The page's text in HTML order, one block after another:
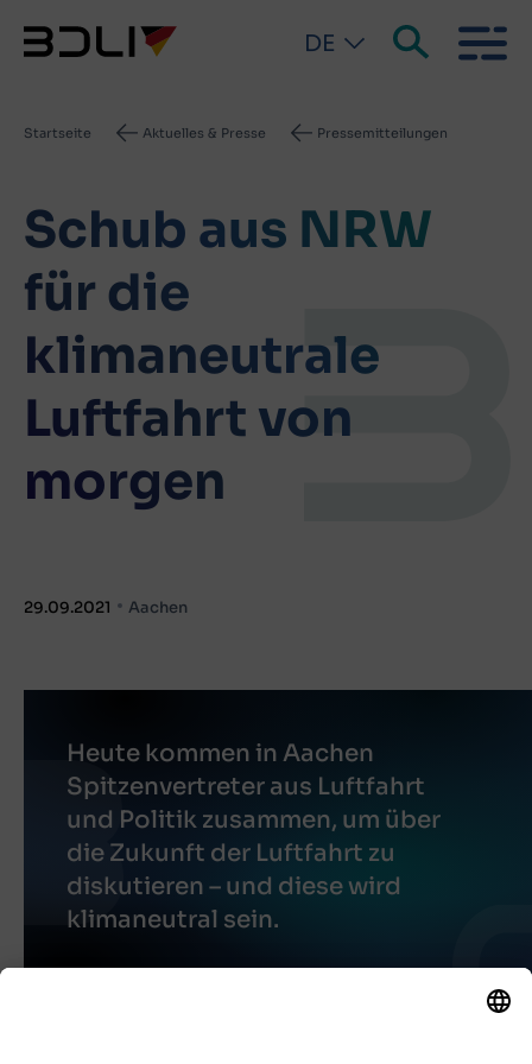
DE
Pfadnavigation
Startseite Aktuelles & Presse Pressemitteilungen
Schub aus NRW
für die
klimaneutrale
Luftfahrt von
morgen
29.09.2021 Aachen
Heute kommen in Aachen
Spitzenvertreter aus Luftfahrt
und Politik zusammen, um über
die Zukunft der Luftfahrt zu
diskutieren – und diese wird
klimaneutral sein.